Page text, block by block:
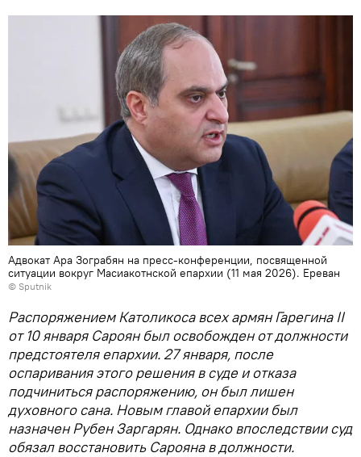
Адвокат Ара Зограбян на пресс-конференции, посвященной
ситуации вокруг Масиакотнской епархии (11 мая 2026). Еревaн
© Sputnik
Распоряжением Католикоса всех армян Гарегина II
от 10 января Сароян был освобожден от должности
предстоятеля епархии. 27 января, после
оспаривания этого решения в суде и отказа
подчиниться распоряжению, он был лишен
духовного сана. Новым главой епархии был
назначен Рубен Заргарян. Однако впоследствии суд
обязал восстановить Сарояна в должности.